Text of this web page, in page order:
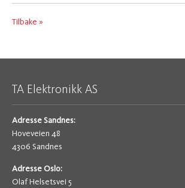
Tilbake »
TA Elektronikk AS
Adresse Sandnes:
Hoveveien 48
4306 Sandnes
Adresse Oslo:
Olaf Helsetsvei 5